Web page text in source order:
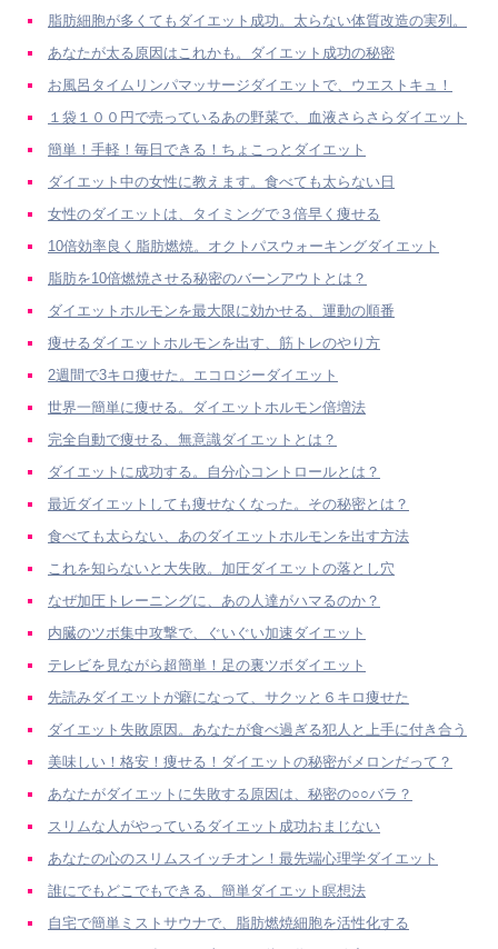
脂肪細胞が多くてもダイエット成功。太らない体質改造の実列。
あなたが太る原因はこれかも。ダイエット成功の秘密
お風呂タイムリンパマッサージダイエットで、ウエストキュ！
１袋１００円で売っているあの野菜で、血液さらさらダイエット
簡単！手軽！毎日できる！ちょこっとダイエット
ダイエット中の女性に教えます。食べても太らない日
女性のダイエットは、タイミングで３倍早く痩せる
10倍効率良く脂肪燃焼。オクトパスウォーキングダイエット
脂肪を10倍燃焼させる秘密のバーンアウトとは？
ダイエットホルモンを最大限に効かせる、運動の順番
痩せるダイエットホルモンを出す、筋トレのやり方
2週間で3キロ痩せた。エコロジーダイエット
世界一簡単に痩せる。ダイエットホルモン倍増法
完全自動で痩せる、無意識ダイエットとは？
ダイエットに成功する。自分心コントロールとは？
最近ダイエットしても痩せなくなった。その秘密とは？
食べても太らない、あのダイエットホルモンを出す方法
これを知らないと大失敗。加圧ダイエットの落とし穴
なぜ加圧トレーニングに、あの人達がハマるのか？
内臓のツボ集中攻撃で、ぐいぐい加速ダイエット
テレビを見ながら超簡単！足の裏ツボダイエット
先読みダイエットが癖になって、サクッと６キロ痩せた
ダイエット失敗原因。あなたが食べ過ぎる犯人と上手に付き合う
美味しい！格安！痩せる！ダイエットの秘密がメロンだって？
あなたがダイエットに失敗する原因は、秘密の○○バラ？
スリムな人がやっているダイエット成功おまじない
あなたの心のスリムスイッチオン！最先端心理学ダイエット
誰にでもどこでもできる、簡単ダイエット瞑想法
自宅で簡単ミストサウナで、脂肪燃焼細胞を活性化する